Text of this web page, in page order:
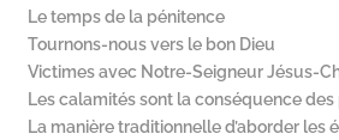
Le temps de la pénitence
Tournons-​nous vers le bon Dieu
Victimes avec Notre-​Seigneur Jésus-
Les calamités sont la conséquence des
La manière traditionnelle d’aborder les